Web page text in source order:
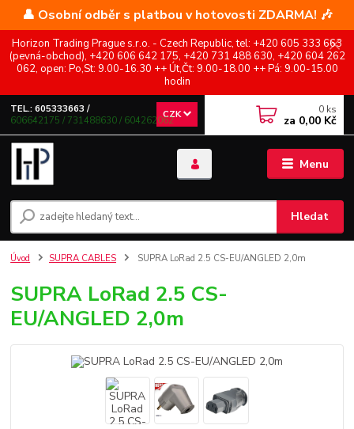
👤 Osobní odběr s platbou v hotovosti ZDARMA! 🎶
Horizon Trading Prague s.r.o. - Czech Republic, tel: +420 605 333 663
(pevná-obchod), +420 606 642 175, +420 731 488 630, +420 604 262
062, open: Po,St: 9.00-16.30 ++ Út,Čt: 9.00-18.00 ++ Pá: 9.00-15.00
hodin
Menu
CZK
Hledat
TEL.: 605333663 /
606642175 / 731488630 / 604262062
0 ks
za 0,00 Kč
Úvod SUPRA CABLES SUPRA LoRad 2.5 CS-EU/ANGLED 2,0m
SUPRA LoRad 2.5 CS-
EU/ANGLED 2,0m